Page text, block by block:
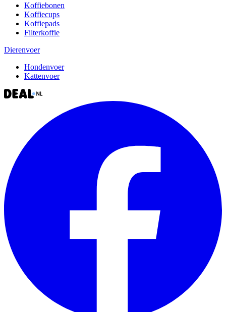
Koffiebonen
Koffiecups
Koffiepads
Filterkoffie
Dierenvoer
Hondenvoer
Kattenvoer